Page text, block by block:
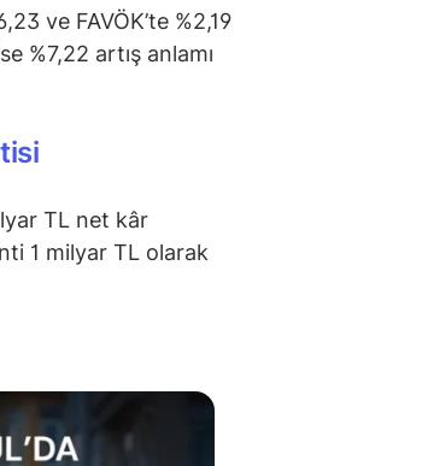
ve FAVÖK’te %2,19
%7,22 artış anlamı
TL net kâr
1 milyar TL olarak